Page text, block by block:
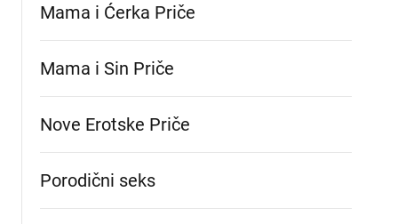
Mama i Ćerka Priče
Mama i Sin Priče
Nove Erotske Priče
Porodični seks